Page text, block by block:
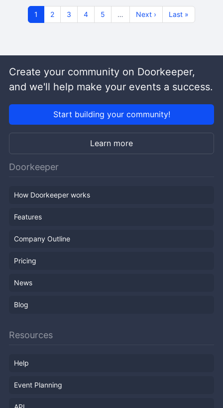
1 2 3 4 5 … Next › Last »
Create your community on Doorkeeper,
and we'll help make your events a success.
Start building your community!
Learn more
Doorkeeper
How Doorkeeper works
Features
Company Outline
Pricing
News
Blog
Resources
Help
Event Planning